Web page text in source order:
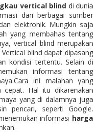
vertical blind di dunia
dari berbagai sumber
elektronik. Mungkin saja
yang membahas tentang
vertical blind merupakan
blind dapat dipasang
kondisi tertentu. Selain di
informasi tentang
ini malahan yang
Hal itu dikarenakan
yang di dalamnya juga
pencari, seperti Google.
informasi harga